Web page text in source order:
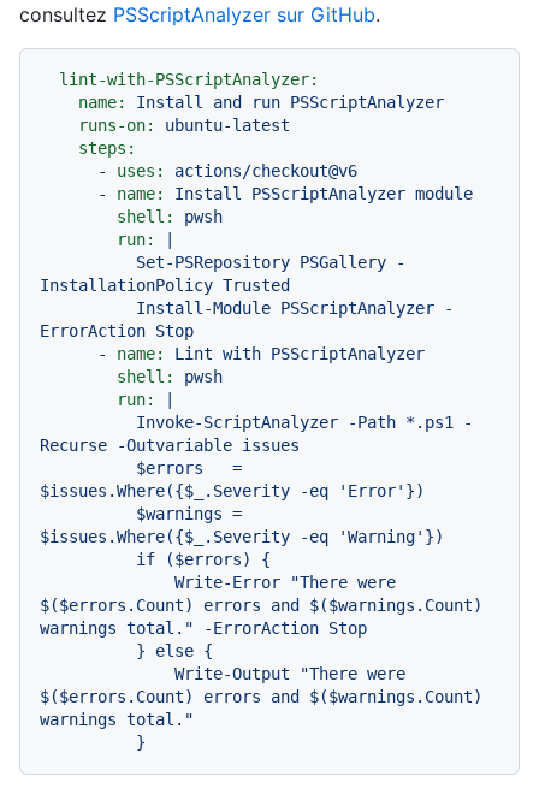
consultez PSScriptAnalyzer sur GitHub.
lint-with-PSScriptAnalyzer:
name:
Install and run PSScriptAnalyzer
runs-on:
ubuntu-latest
steps:
-
uses:
actions/checkout@v6
-
name: Install PSScriptAnalyzer module
shell:
pwsh
run:
InstallationPolicy Trusted
-
name: Lint with PSScriptAnalyzer
shell:
pwsh
run:
Recurse -Outvariable issues
$issues.Where({$_.Severity -eq 'Error'})
$issues.Where({$_.Severity -eq 'Warning'})
$($errors.Count) errors and $($warnings.Count)
warnings total." -ErrorAction Stop
$($errors.Count) errors and $($warnings.Count)
warnings total."